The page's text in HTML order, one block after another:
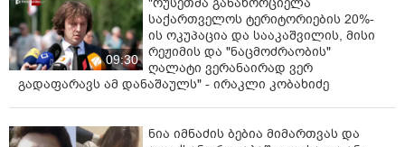
09:30
საქართველოს ტერიტორიების 20%-
ის ოკუპაცია და სააკაშვილის, მისი
რეჟიმის და "ნაცმოძრაობის"
ღალატი ვერანაირად ვერ
გადაფარავს ამ დანაშაულს" - ირაკლი კობახიძე
ნია იმნაძის ბებია მიმართვას და